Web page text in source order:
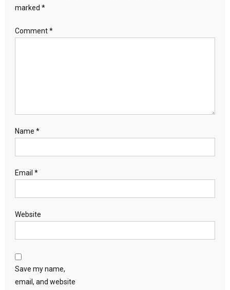
marked *
Comment*
Name *
Email *
Website
Save my name,
email, and website